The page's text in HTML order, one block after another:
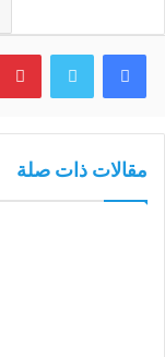
فيسبوك تويتر
مقالات ذات صلة